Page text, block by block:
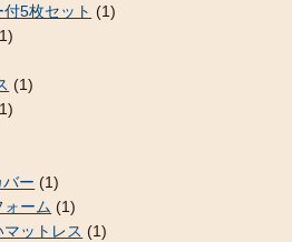
5枚セット (1)
(1)
ー (1)
ォーム (1)
ットレス (1)